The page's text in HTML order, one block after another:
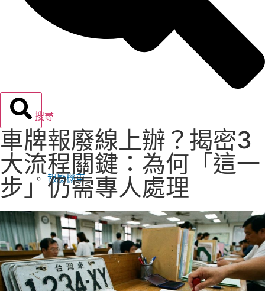
報廢機車
搜尋
車牌報廢線上辦？揭密3
大流程關鍵：為何「這一
步」仍需專人處理